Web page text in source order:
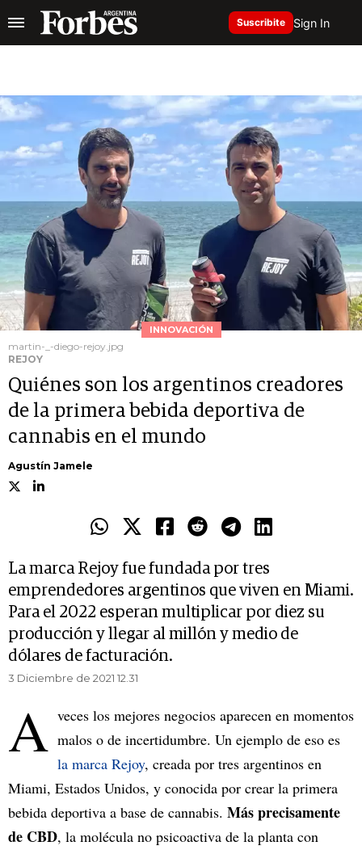
Suscribite Sign In
INNOVACIÓN
martin-_-diego-rejoy.jpg
REJOY
Quiénes son los argentinos creadores
de la primera bebida deportiva de
cannabis en el mundo
Agustín Jamele
La marca Rejoy fue fundada por tres
emprendedores argentinos que viven en Miami.
Para el 2022 esperan multiplicar por diez su
producción y llegar al millón y medio de
dólares de facturación.
3 Diciembre de 2021 12.31
A veces los mejores negocios aparecen en momentos
malos o de incertidumbre. Un ejemplo de eso es
la marca Rejoy, creada por tres argentinos en
Miami, Estados Unidos, y conocida por crear la primera
bebida deportiva a base de cannabis. Más precisamente
de CBD, la molécula no psicoactiva de la planta con